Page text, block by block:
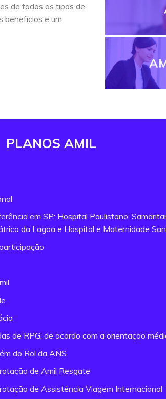
de todos os tipos de
benefícios e um
PLANOS AMIL
em SP: Hospital Paulistano,
da Lagoa e Hospital e Maternidade
de RPG, de acordo com a orientação
do Rol da ANS
de Amil Resgate
de Assistência Viagem Internacional